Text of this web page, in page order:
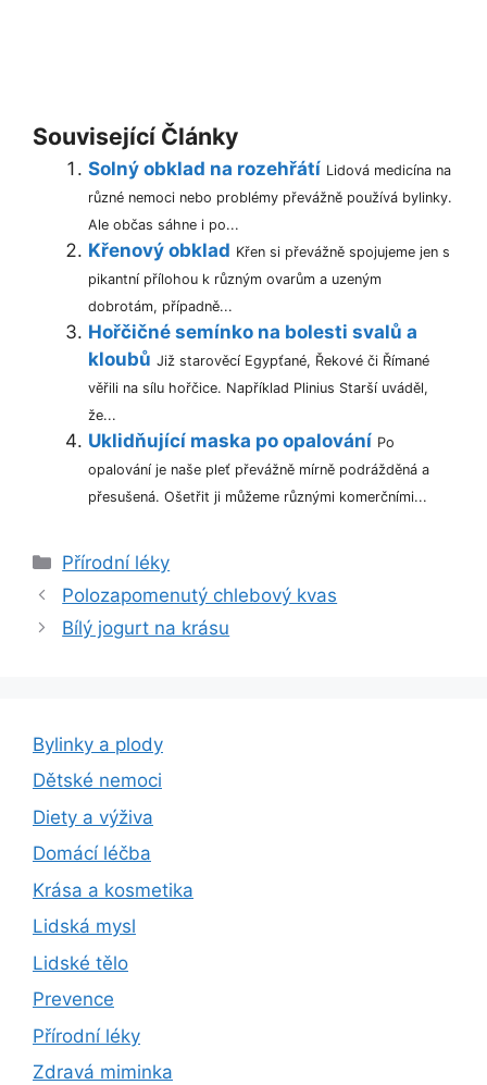
Související Články
Solný obklad na rozehřátí Lidová medicína na
různé nemoci nebo problémy převážně používá bylinky.
Ale občas sáhne i po...
Křenový obklad Křen si převážně spojujeme jen s
pikantní přílohou k různým ovarům a uzeným
dobrotám, případně...
Hořčičné semínko na bolesti svalů a
kloubů Již starověcí Egypťané, Řekové či Římané
věřili na sílu hořčice. Například Plinius Starší uváděl,
že...
Uklidňující maska po opalování Po
opalování je naše pleť převážně mírně podrážděná a
přesušená. Ošetřit ji můžeme různými komerčními...
Rubriky
Přírodní léky
Polozapomenutý chlebový kvas
Bílý jogurt na krásu
Bylinky a plody
Dětské nemoci
Diety a výživa
Domácí léčba
Krása a kosmetika
Lidská mysl
Lidské tělo
Prevence
Přírodní léky
Zdravá miminka